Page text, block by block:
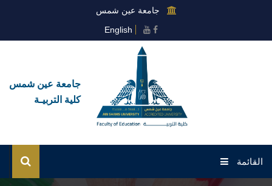
جامعة عين شمس
English
جامعة عين شمس
كلية التربيـة
القائمة